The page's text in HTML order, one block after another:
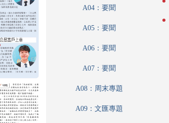
A04：要聞
A05：要聞
A06：要聞
A07：要聞
A08：周末專題
A09：文匯專題